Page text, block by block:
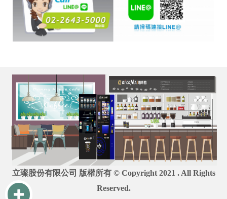
立璨股份有限公司 版權所有 © Copyright 2021 . All Rights
Reserved.